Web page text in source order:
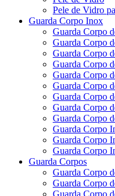
Pele de Vidro
Guarda Corpo Inox
Guarda Corpo
Guarda Corpo
Guarda Corpo
Guarda Corpo
Guarda Corpo
Guarda Corpo
Guarda Corpo
Guarda Corpo
Guarda Corpo
Guarda Corpo
Guarda Corpo
Guarda Corpo
Guarda Corpos
Guarda Corpo
Guarda Corpo
Guarda Corpo